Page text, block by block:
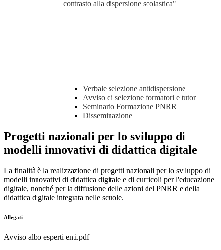
contrasto alla dispersione scolastica"
Verbale selezione antidispersione
Avviso di selezione formatori e tutor
Seminario Formazione PNRR
Disseminazione
Progetti nazionali per lo sviluppo di
modelli innovativi di didattica digitale
La finalità è la realizzazione di progetti nazionali per lo sviluppo di
modelli innovativi di didattica digitale e di curricoli per l'educazione
digitale, nonché per la diffusione delle azioni del PNRR e della
didattica digitale integrata nelle scuole.
Allegati
Avviso albo esperti enti.pdf